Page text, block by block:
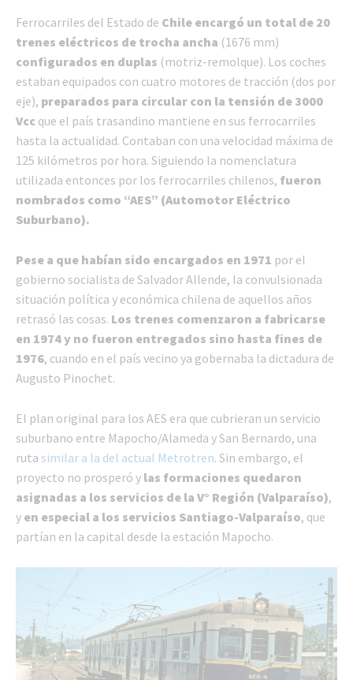
Ferrocarriles del Estado de Chile encargó un total de 20
trenes eléctricos de trocha ancha (1676 mm)
configurados en duplas (motriz-remolque). Los coches
estaban equipados con cuatro motores de tracción (dos por
eje), preparados para circular con la tensión de 3000
Vcc que el país trasandino mantiene en sus ferrocarriles
hasta la actualidad. Contaban con una velocidad máxima de
125 kilómetros por hora. Siguiendo la nomenclatura
utilizada entonces por los ferrocarriles chilenos, fueron
nombrados como “AES” (Automotor Eléctrico
Suburbano).
Pese a que habían sido encargados en 1971 por el
gobierno socialista de Salvador Allende, la convulsionada
situación política y económica chilena de aquellos años
retrasó las cosas. Los trenes comenzaron a fabricarse
en 1974 y no fueron entregados sino hasta fines de
1976, cuando en el país vecino ya gobernaba la dictadura de
Augusto Pinochet.
El plan original para los AES era que cubrieran un servicio
suburbano entre Mapocho/Alameda y San Bernardo, una
ruta similar a la del actual Metrotren. Sin embargo, el
proyecto no prosperó y las formaciones quedaron
asignadas a los servicios de la V° Región (Valparaíso),
y en especial a los servicios Santiago-Valparaíso, que
partían en la capital desde la estación Mapocho.